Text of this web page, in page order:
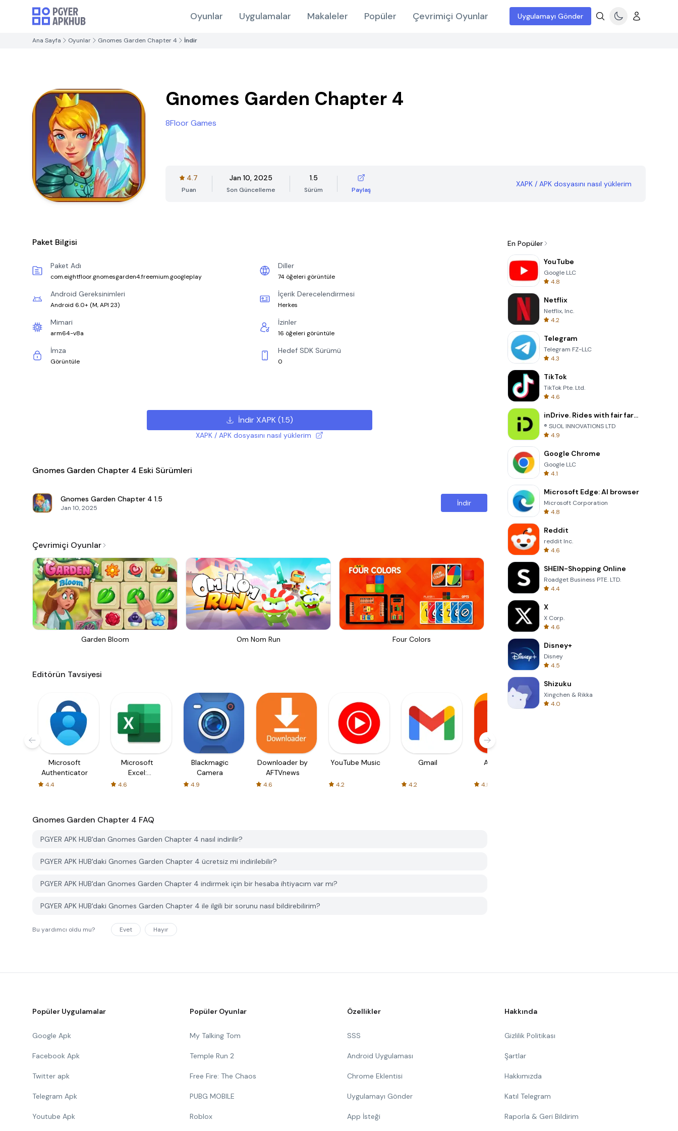
Oyunlar Uygulamalar Makaleler Popüler Çevrimiçi Oyunlar Uygulamayı Gönder
Ana Sayfa Oyunlar Gnomes Garden Chapter 4 İndir
Gnomes Garden Chapter 4
8Floor Games
4.7
Puan
Jan 10, 2025
Son Güncelleme
1.5
Sürüm Paylaş
XAPK / APK dosyasını nasıl yüklerim
Paket Bilgisi
Paket Adı
com.eightfloor.gnomesgarden4.freemium.googleplay
Diller
74 öğeleri görüntüle
Android Gereksinimleri
Android 6.0+ (M, API 23)
İçerik Derecelendirmesi
Herkes
Mimari
arm64-v8a
İzinler
16 öğeleri görüntüle
İmza
Görüntüle
Hedef SDK Sürümü
0
İndir XAPK(1.5)
XAPK / APK dosyasını nasıl yüklerim
Gnomes Garden Chapter 4 Eski Sürümleri
Gnomes Garden Chapter 4 1.5
Jan 10, 2025
İndir
Çevrimiçi Oyunlar
Garden Bloom Om Nom Run Four Colors Words of Wonders
Editörün Tavsiyesi
Microsoft
Authenticator
4.4
Microsoft
Excel:
Spreadsheets
4.6
Blackmagic
Camera
4.9
Downloader by
AFTVnews
4.6
YouTube Music
4.2
Gmail
4.2
AliExpress
4.5
Gnomes Garden Chapter 4 FAQ
PGYER APK HUB'dan Gnomes Garden Chapter 4 nasıl indirilir?
PGYER APK HUB'daki Gnomes Garden Chapter 4 ücretsiz mi indirilebilir?
PGYER APK HUB'dan Gnomes Garden Chapter 4 indirmek için bir hesaba ihtiyacım var mı?
PGYER APK HUB'daki Gnomes Garden Chapter 4 ile ilgili bir sorunu nasıl bildirebilirim?
Bu yardımcı oldu mu? Evet Hayır
En Popüler
YouTube
Google LLC
4.8
Netflix
Netflix, Inc.
4.2
Telegram
Telegram FZ-LLC
4.3
TikTok
TikTok Pte. Ltd.
4.6
inDrive. Rides with fair fares
® SUOL INNOVATIONS LTD
4.9
Google Chrome
Google LLC
4.1
Microsoft Edge: AI browser
Microsoft Corporation
4.8
Reddit
reddit Inc.
4.6
SHEIN-Shopping Online
Roadget Business PTE. LTD.
4.4
X
X Corp.
4.6
Disney+
Disney
4.5
Shizuku
Xingchen & Rikka
4.0
Popüler Uygulamalar
Google Apk
Facebook Apk
Twitter apk
Telegram Apk
Youtube Apk
Popüler Oyunlar
My Talking Tom
Temple Run 2
Free Fire: The Chaos
PUBG MOBILE
Roblox
Özellikler
SSS
Android Uygulaması
Chrome Eklentisi
Uygulamayı Gönder
App İsteği
Hakkında
Gizlilik Politikası
Şartlar
Hakkımızda
Katıl Telegram
Raporla & Geri Bildirim